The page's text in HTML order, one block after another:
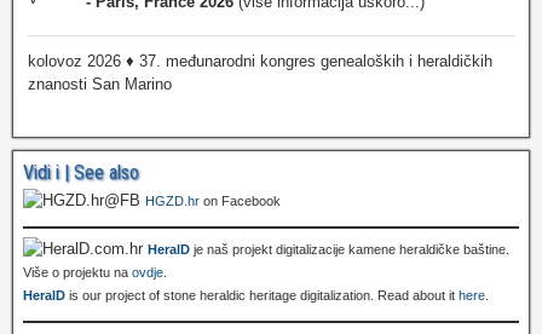
kolovoz 2026 ♦ 37. međunarodni kongres genealoških i heraldičkih
znanosti San Marino
Vidi i | See also
HGZD.hr on Facebook
HeralD je naš projekt digitalizacije kamene heraldičke baštine.
Više o projektu na ovdje
HeralD is our project of stone heraldic heritage digitalization. Read about it here